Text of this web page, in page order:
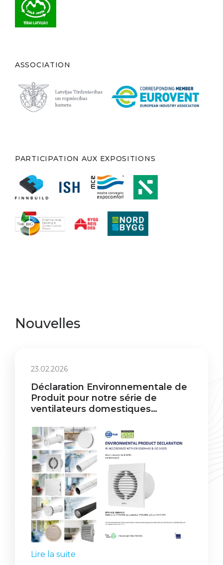
ASSOCIATION
PARTICIPATION AUX EXPOSITIONS
Nouvelles
23.02.2026
Déclaration Environnementale de
Produit pour notre série de
ventilateurs domestiques
Lire la suite